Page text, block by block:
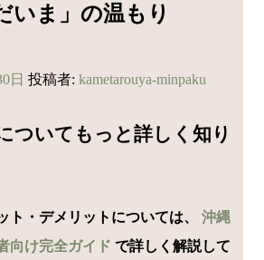
いま」の温もり
日 投稿者: kametarouya-minpaku
ついてもっと詳しく知り
ト・デメリットについては、 沖縄
向け完全ガイド で詳しく解説して